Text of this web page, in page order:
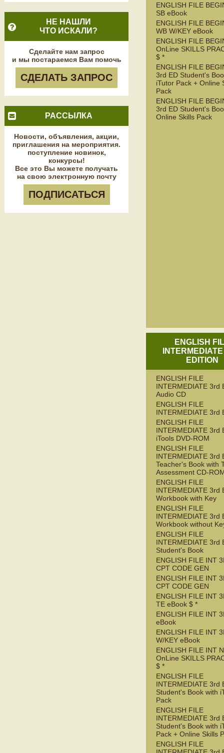
НЕ НАШЛИ
ЧТО ИСКАЛИ?
Сделайте нам запрос
и мы постараемся Вам помочь
СДЕЛАТЬ ЗАПРОС
РАССЫЛКА
Новости, объявления, акции,
приглашения на мероприятия.
поступление новинок,
конкурсы!
Все это Вы можете получать
на свою электронную почту
ПОДПИСАТЬСЯ
ENGLISH FILE
SB eBook
ENGLISH FILE
WB W/KEY eBook
ENGLISH FILE
OnLine SKILLS
$ *
ENGLISH FILE
3rd ED Student's
iTutor Pack + Online
Pack
ENGLISH FILE
3rd ED Student's
Online Skills Pack
ENGLISH
EDITION
ENGLISH FILE
INTERMEDIATE 3rd
Audio CD
ENGLISH FILE
INTERMEDIATE 3rd
ENGLISH FILE
INTERMEDIATE 3rd
iTools DVD-ROM
ENGLISH FILE
INTERMEDIATE 3rd
Teacher's Book with
Assessment CD-
ENGLISH FILE
INTERMEDIATE 3rd
Workbook with Key
ENGLISH FILE
INTERMEDIATE 3rd
Workbook without
ENGLISH FILE
INTERMEDIATE 3rd
Student's Book
ENGLISH FILE INT
CPT CODE GEN
ENGLISH FILE INT
CPT CODE GEN
ENGLISH FILE INT
TE eBook $ *
ENGLISH FILE INT
eBook
ENGLISH FILE INT
W/KEY eBook
ENGLISH FILE INT
OnLine SKILLS
$ *
ENGLISH FILE
INTERMEDIATE 3rd
Student's Book with
Pack
ENGLISH FILE
INTERMEDIATE 3rd
Student's Book with
Pack + Online Skills
ENGLISH FILE